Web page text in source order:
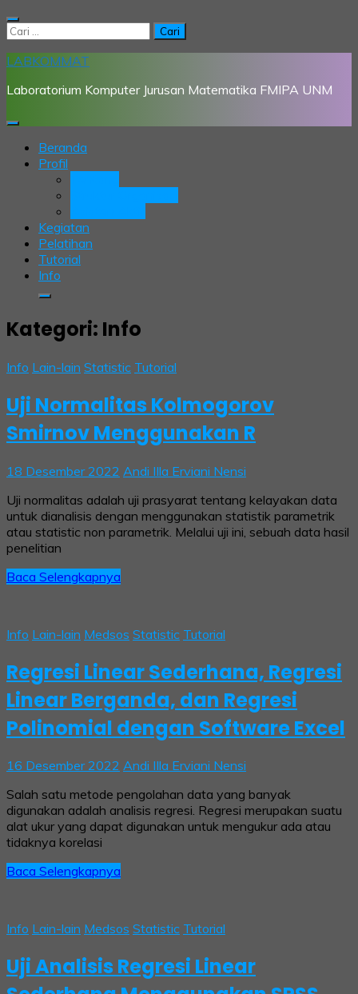
Skip
to
Cari
LABKOMMAT
Laboratorium Komputer Jurusan Matematika FMIPA UNM
Beranda
Profil
Kegiatan
Pelatihan
Tutorial
Info
Kategori: Info
Info Lain-lain Statistic Tutorial
Uji Normalitas Kolmogorov
Smirnov Menggunakan R
18 Desember 2022 Andi IIla Erviani Nensi
Uji normalitas adalah uji prasyarat tentang kelayakan data
untuk dianalisis dengan menggunakan statistik parametrik
atau statistic non parametrik. Melalui uji ini, sebuah data hasil
penelitian
Baca Selengkapnya
Info Lain-lain Medsos Statistic Tutorial
Regresi Linear Sederhana, Regresi
Linear Berganda, dan Regresi
Polinomial dengan Software Excel
16 Desember 2022 Andi IIla Erviani Nensi
Salah satu metode pengolahan data yang banyak
digunakan adalah analisis regresi. Regresi merupakan suatu
alat ukur yang dapat digunakan untuk mengukur ada atau
tidaknya korelasi
Baca Selengkapnya
Info Lain-lain Medsos Statistic Tutorial
Uji Analisis Regresi Linear